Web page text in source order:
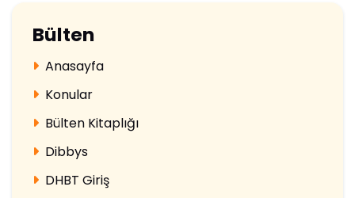
Bülten
Anasayfa
Konular
Bülten Kitaplığı
Dibbys
DHBT Giriş